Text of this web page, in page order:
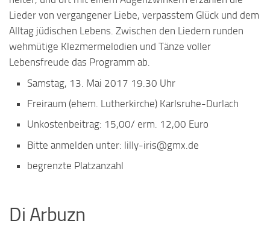
Lieder von vergangener Liebe, verpasstem Glück und dem
Alltag jüdischen Lebens. Zwischen den Liedern runden
wehmütige Klezmermelodien und Tänze voller
Lebensfreude das Programm ab.
Samstag, 13. Mai 2017 19.30 Uhr
Freiraum (ehem. Lutherkirche) Karlsruhe-Durlach
Unkostenbeitrag: 15,00/ erm. 12,00 Euro
Bitte anmelden unter: lilly-iris@gmx.de
begrenzte Platzanzahl
Di Arbuzn